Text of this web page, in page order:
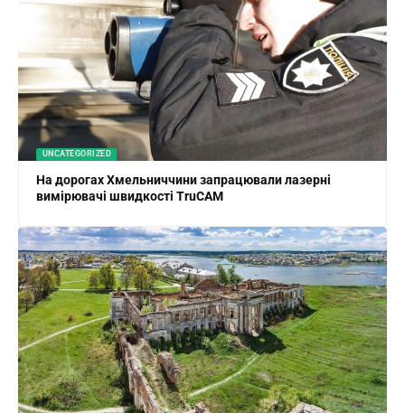
UNCATEGORIZED
На дорогах Хмельниччини запрацювали лазерні
вимірювачі швидкості TruCAM